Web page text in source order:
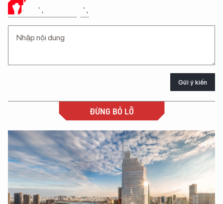
Ý KIẾN CỦA BẠN
Gửi ý kiến
ĐỪNG BỎ LỠ